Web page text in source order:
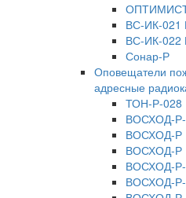
ВС-ИК-021
ВС-ИК-022
Сонар-Р
Оповещатели
адресные
ТОН-Р-028
ВОСХОД-
ВОСХОД-Р
ВОСХОД-Р
ВОСХОД-Р-
ВОСХОД-